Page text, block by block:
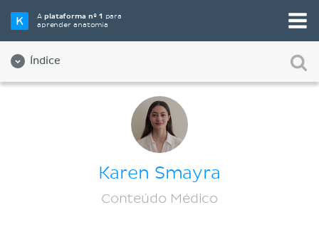
Aplataforma nº 1 para
aprender anatomia
Índice
Karen Smayra
Conteúdo Médico